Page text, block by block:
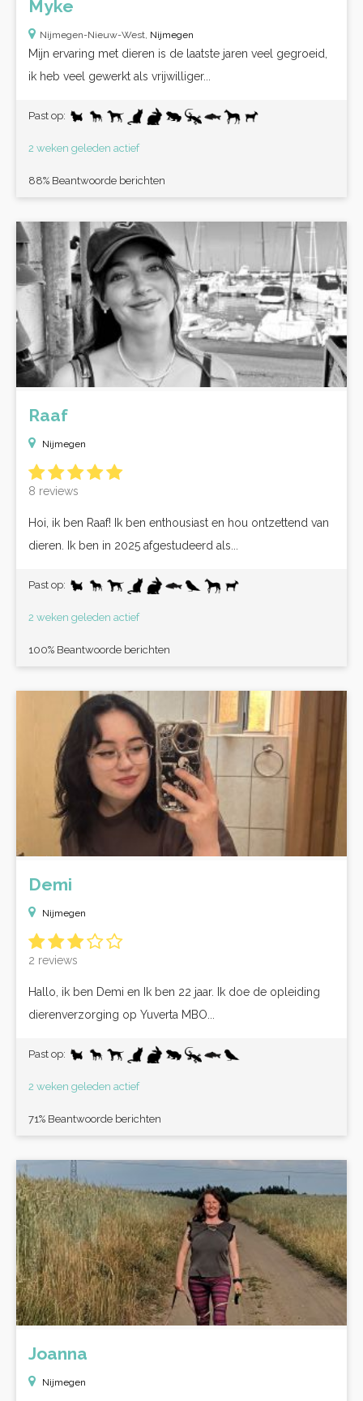
Myke
Nijmegen-Nieuw-West, Nijmegen
Mijn ervaring met dieren is de laatste jaren veel gegroeid,
ik heb veel gewerkt als vrijwilliger...
Past op:
2 weken geleden actief
88% Beantwoorde berichten
Raaf
Nijmegen
8 reviews
Hoi, ik ben Raaf! Ik ben enthousiast en hou ontzettend van
dieren. Ik ben in 2025 afgestudeerd als...
Past op:
2 weken geleden actief
100% Beantwoorde berichten
Demi
Nijmegen
2 reviews
Hallo, ik ben Demi en Ik ben 22 jaar. Ik doe de opleiding
dierenverzorging op Yuverta MBO...
Past op:
2 weken geleden actief
71% Beantwoorde berichten
Joanna
Nijmegen